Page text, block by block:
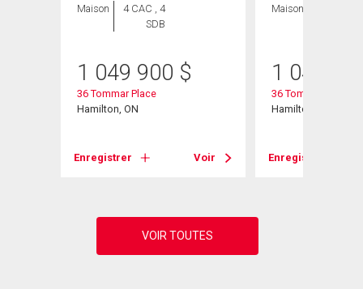
Maison
4 CAC , 4
SDB
1 049 900 $
36 Tommar Place
Hamilton, ON
Enregistrer Voir
Maison
1 049
36 Tommar Place
Hamilton, ON
Enregistrer